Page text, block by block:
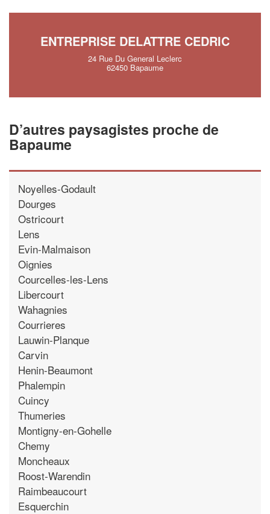
ENTREPRISE DELATTRE CEDRIC
24 Rue Du General Leclerc
62450 Bapaume
D’autres paysagistes proche de
Bapaume
Noyelles-Godault
Dourges
Ostricourt
Lens
Evin-Malmaison
Oignies
Courcelles-les-Lens
Libercourt
Wahagnies
Courrieres
Lauwin-Planque
Carvin
Henin-Beaumont
Phalempin
Cuincy
Thumeries
Montigny-en-Gohelle
Chemy
Moncheaux
Roost-Warendin
Raimbeaucourt
Esquerchin